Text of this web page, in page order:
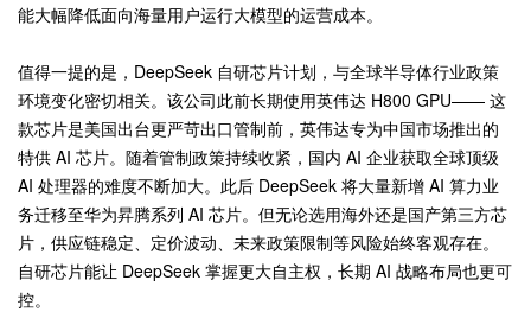
能大幅降低面向海量用户运行大模型的运营成本。
值得一提的是，DeepSeek 自研芯片计划，与全球半导体行业政策
环境变化密切相关。该公司此前长期使用英伟达 H800 GPU—— 这
款芯片是美国出台更严苛出口管制前，英伟达专为中国市场推出的
特供 AI 芯片。随着管制政策持续收紧，国内 AI 企业获取全球顶级
AI 处理器的难度不断加大。此后 DeepSeek 将大量新增 AI 算力业
务迁移至华为昇腾系列 AI 芯片。但无论选用海外还是国产第三方芯
片，供应链稳定、定价波动、未来政策限制等风险始终客观存在。
自研芯片能让 DeepSeek 掌握更大自主权，长期 AI 战略布局也更可
控。